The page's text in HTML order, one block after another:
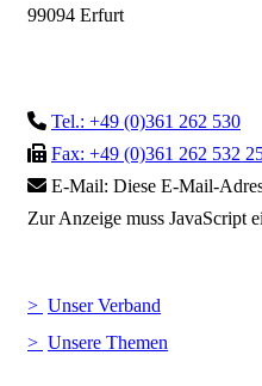
99094 Erfurt
Tel.: +49 (0)361 262 530
Fax: +49 (0)361 262 532
E-Mail: Diese E-Mail-
Zur Anzeige muss JavaScript
Unser Verband
Unsere Themen